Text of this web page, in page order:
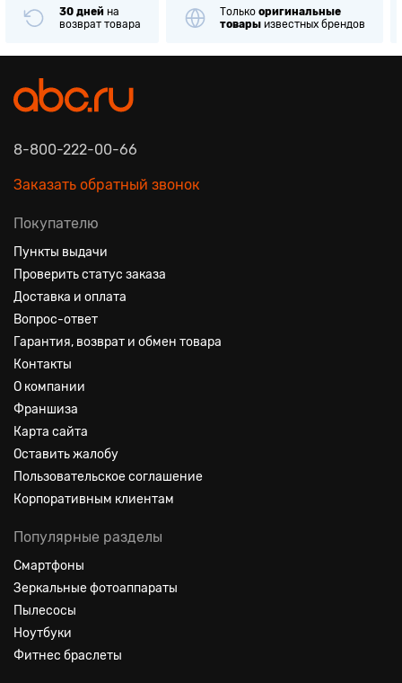
30 дней на
возврат товара
Только оригинальные
товары известных брендов
8-800-222-00-66
Заказать обратный звонок
Покупателю
Пункты выдачи
Проверить статус заказа
Доставка и оплата
Вопрос-ответ
Гарантия, возврат и обмен товара
Контакты
О компании
Франшиза
Карта сайта
Оставить жалобу
Пользовательское соглашение
Корпоративным клиентам
Популярные разделы
Смартфоны
Зеркальные фотоаппараты
Пылесосы
Ноутбуки
Фитнес браслеты